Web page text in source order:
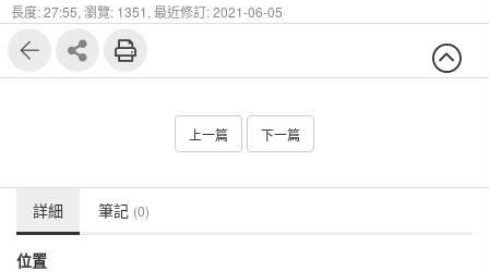
長度: 27:55, 瀏覽: 1351, 最近修訂: 2021-06-05
上一篇 下一篇
詳細 筆記 (0)
位置